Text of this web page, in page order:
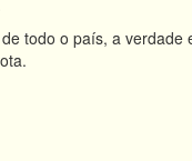
todo o país, a verdade